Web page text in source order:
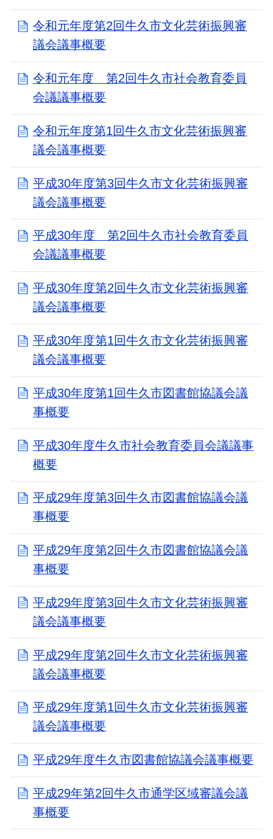
令和元年度第2回牛久市文化芸術振興審
議会議事概要
令和元年度 第2回牛久市社会教育委員
会議議事概要
令和元年度第1回牛久市文化芸術振興審
議会議事概要
平成30年度第3回牛久市文化芸術振興審
議会議事概要
平成30年度 第2回牛久市社会教育委員
会議議事概要
平成30年度第2回牛久市文化芸術振興審
議会議事概要
平成30年度第1回牛久市文化芸術振興審
議会議事概要
平成30年度第1回牛久市図書館協議会議
事概要
平成30年度牛久市社会教育委員会議議事
概要
平成29年度第3回牛久市図書館協議会議
事概要
平成29年度第2回牛久市図書館協議会議
事概要
平成29年度第3回牛久市文化芸術振興審
議会議事概要
平成29年度第2回牛久市文化芸術振興審
議会議事概要
平成29年度第1回牛久市文化芸術振興審
議会議事概要
平成29年度牛久市図書館協議会議事概要
平成29年第2回牛久市通学区域審議会議
事概要